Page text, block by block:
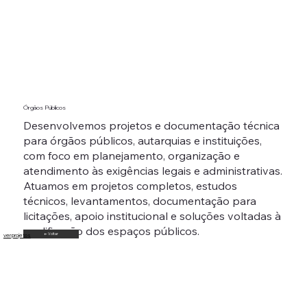
Órgãos Públicos
Desenvolvemos projetos e documentação técnica
para órgãos públicos, autarquias e instituições,
com foco em planejamento, organização e
atendimento às exigências legais e administrativas.
Atuamos em projetos completos, estudos
técnicos, levantamentos, documentação para
licitações, apoio institucional e soluções voltadas à
qualificação dos espaços públicos.
← Voltar
ver projetos